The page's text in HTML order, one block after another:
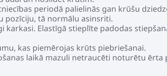
periodā palielinās gan krūšu
pozīciju, tā normālu asinsriti.
karkasi. Elastīgā stieplīte padodas
kas piemērojas krūts piebriešanai.
laikā mazuli netraucēti noturētu ērta